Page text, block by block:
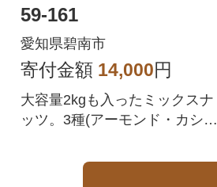
59-161
愛知県碧南市
寄付金額 14,000円
大容量2kgも入ったミックスナ
ッツ。3種(アーモンド・カシュ
しました。油と塩は一切使用